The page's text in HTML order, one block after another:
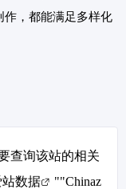
作，都能满足多样化
查询该站的相关
站数据 ""Chinaz